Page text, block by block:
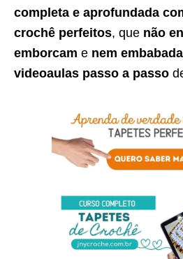
completa e aprofundada
crochê perfeitos, que não
emborcam e nem
videoaulas passo a passo